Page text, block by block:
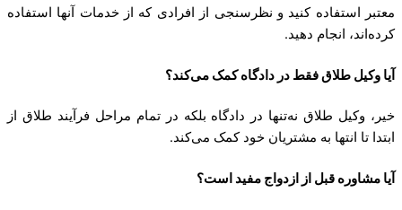
معتبر استفاده کنید و نظرسنجی از افرادی که از خدمات آنها استفاده
کرده‌اند، انجام دهید.
آیا وکیل طلاق فقط در دادگاه کمک می‌کند؟
خیر، وکیل طلاق نه‌تنها در دادگاه بلکه در تمام مراحل فرآیند طلاق از
ابتدا تا انتها به مشتریان خود کمک می‌کند.
آیا مشاوره قبل از ازدواج مفید است؟